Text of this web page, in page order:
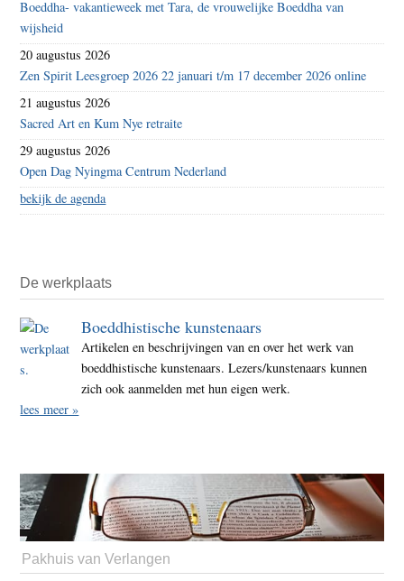
Boeddha- vakantieweek met Tara, de vrouwelijke Boeddha van
wijsheid
20 augustus 2026
Zen Spirit Leesgroep 2026 22 januari t/m 17 december 2026 online
21 augustus 2026
Sacred Art en Kum Nye retraite
29 augustus 2026
Open Dag Nyingma Centrum Nederland
bekijk de agenda
De werkplaats
Boeddhistische kunstenaars
Artikelen en beschrijvingen van en over het werk van
boeddhistische kunstenaars. Lezers/kunstenaars kunnen
zich ook aanmelden met hun eigen werk.
lees meer »
Pakhuis van Verlangen